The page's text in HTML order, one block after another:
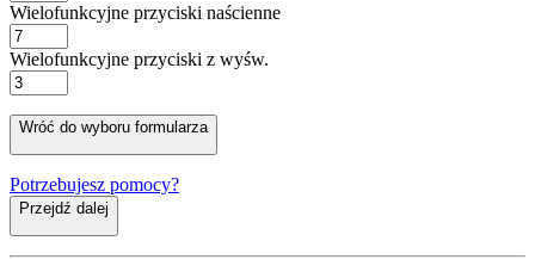
Wielofunkcyjne przyciski naścienne
Wielofunkcyjne przyciski z wyśw.
Wróć do wyboru formularza
Potrzebujesz pomocy?
Przejdź dalej